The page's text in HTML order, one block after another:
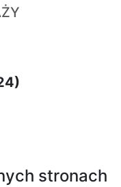
stronach